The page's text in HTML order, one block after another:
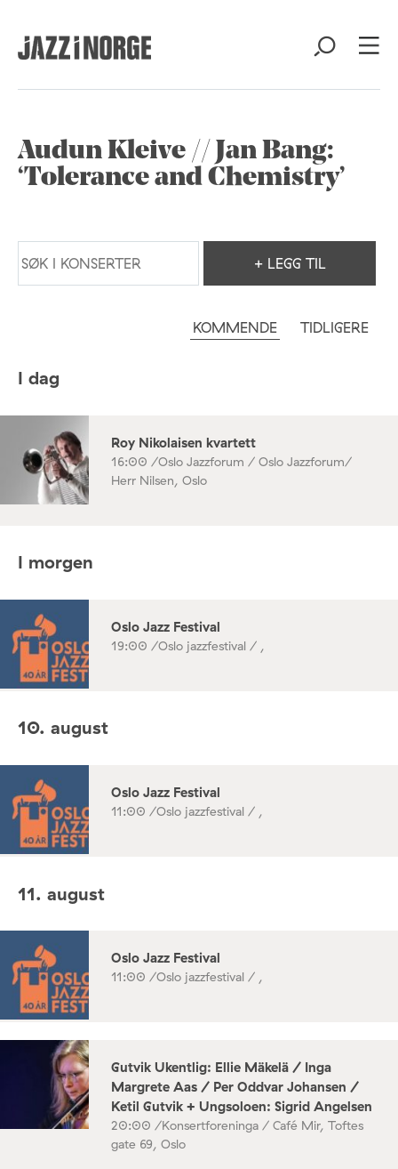
Audun Kleive // Jan Bang:
‘Tolerance and Chemistry’
+ LEGG TIL
KOMMENDE TIDLIGERE
I dag
Roy Nikolaisen kvartett
16:00 /Oslo Jazzforum / Oslo Jazzforum/
Herr Nilsen, Oslo
I morgen
Oslo Jazz Festival
19:00 /Oslo jazzfestival / ,
10. august
Oslo Jazz Festival
11:00 /Oslo jazzfestival / ,
11. august
Oslo Jazz Festival
11:00 /Oslo jazzfestival / ,
Gutvik Ukentlig: Ellie Mäkelä / Inga
Margrete Aas / Per Oddvar Johansen /
Ketil Gutvik + Ungsoloen: Sigrid Angelsen
20:00 /Konsertforeninga / Café Mir, Toftes
gate 69, Oslo